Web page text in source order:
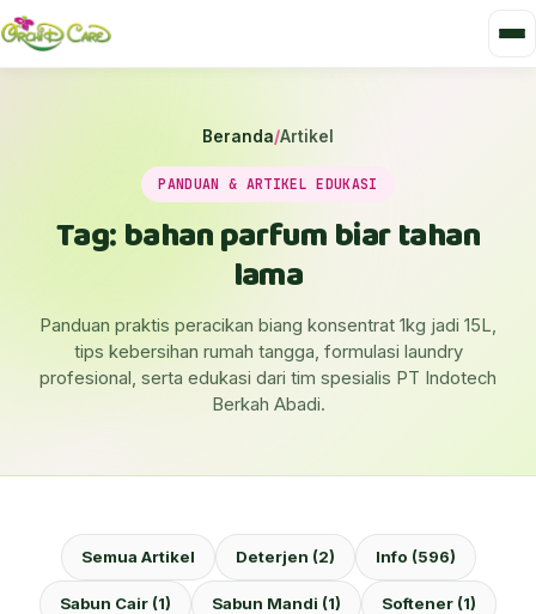
Beranda/Artikel
PANDUAN & ARTIKEL EDUKASI
Tag: bahan parfum biar tahan
lama
Panduan praktis peracikan biang konsentrat 1kg jadi 15L,
tips kebersihan rumah tangga, formulasi laundry
profesional, serta edukasi dari tim spesialis PT Indotech
Berkah Abadi.
Semua Artikel Deterjen (2) Info (596)
Sabun Cair (1) Sabun Mandi (1) Softener (1)